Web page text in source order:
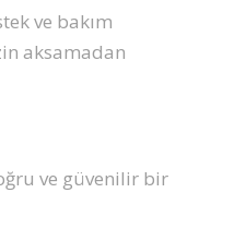
ve bakım
aksamadan
ve güvenilir bir